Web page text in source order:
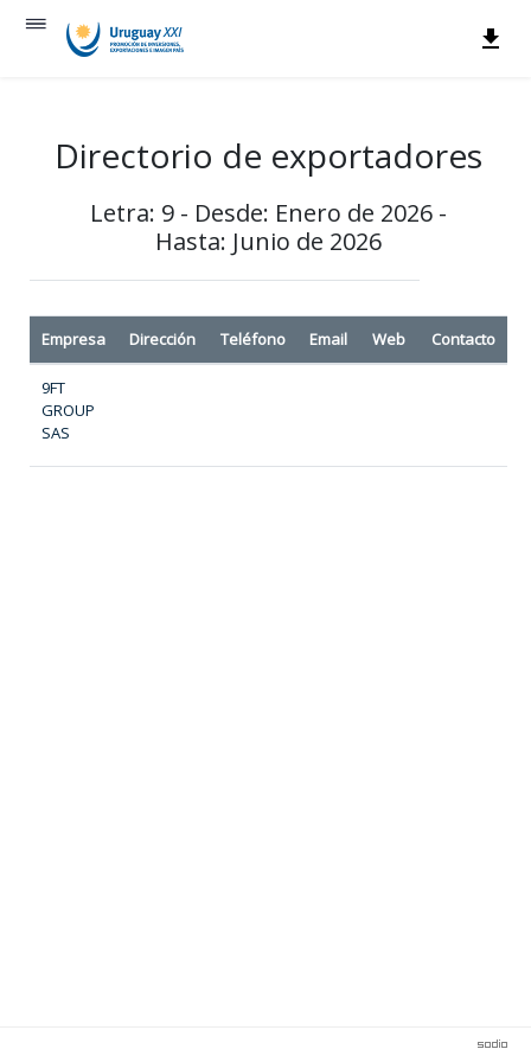
Directorio de exportadores
Letra: 9 - Desde: Enero de 2026 -
Hasta: Junio de 2026
Empresa Dirección Teléfono Email Web Contacto
9FT
GROUP
SAS